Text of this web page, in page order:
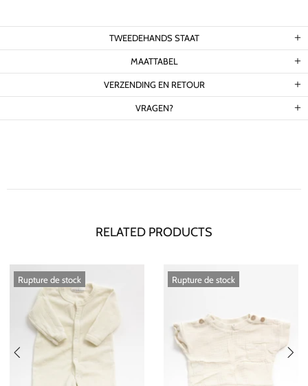
TWEEDEHANDS STAAT
MAATTABEL
VERZENDING EN RETOUR
VRAGEN?
RELATED PRODUCTS
Rupture de stock Rupture de stock